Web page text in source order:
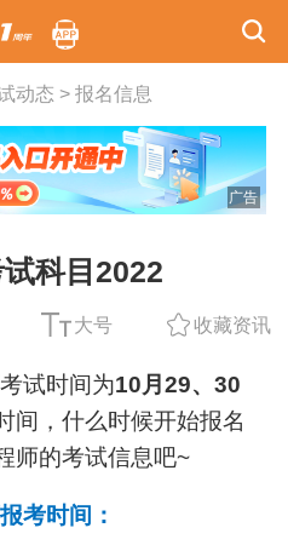
动态 > 报名信息
广告
科目2022
大号 收藏资讯
试时间为10月29、30
间，什么时候开始报名
师的考试信息吧~
考时间：